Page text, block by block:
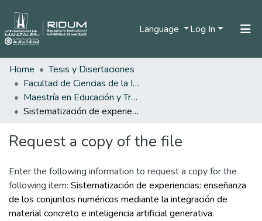
Language Log In
Home
Tesis y Disertaciones
Facultad de Ciencias de la Ingeniería
Maestría en Educación y Transformación Digital
Sistematización de experiencias: enseñanza de los conjuntos numéricos mediante la integración de material concreto e inteligencia artificial generativa.
Request a copy of the file
Enter the following information to request a copy for the
following item: Sistematización de experiencias: enseñanza
de los conjuntos numéricos mediante la integración de
material concreto e inteligencia artificial generativa.